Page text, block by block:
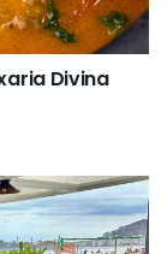
Divina